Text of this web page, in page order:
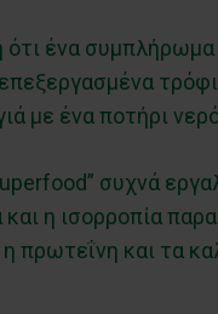
ότι ένα
με ένα ποτήρι
συχνά
η ισορροπία
πρωτεΐνη και τα